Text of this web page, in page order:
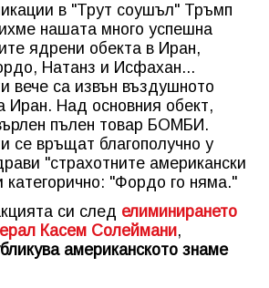
в "Трут соушъл" Тръмп
нашата много успешна
ядрени обекта в Иран,
Натанз и Исфахан...
вече са извън въздушното
Иран. Над основния обект,
пълен товар БОМБИ.
се връщат благополучно у
"страхотните американски
категорично: "Фордо го няма."
си след елиминирането
Касем Солеймани,
американското знаме